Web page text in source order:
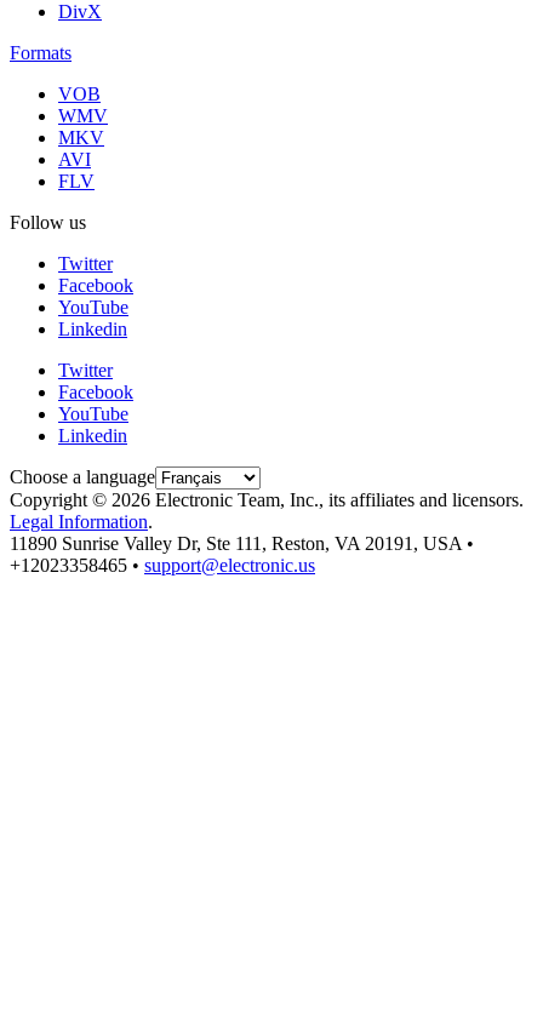
DivX
Formats
VOB
WMV
MKV
AVI
FLV
Follow us
Twitter
Facebook
YouTube
Linkedin
Twitter
Facebook
YouTube
Linkedin
Choose a language
Copyright © 2026 Electronic Team, Inc., its affiliates and licensors.
Legal Information.
11890 Sunrise Valley Dr, Ste 111, Reston, VA 20191, USA •
+12023358465 • support@electronic.us